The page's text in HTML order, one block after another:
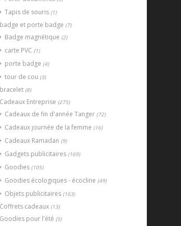
Tapis de souris (1)
badge et porte badge (7)
Badge magnétique (2)
carte PVC (1)
porte badge (4)
tour de cou (3)
bracelet (8)
Cadeaux Entreprise (275)
Cadeaux de fin d'année Tanger (72)
Cadeaux journée de la femme (16)
Cadeaux Ramadan (9)
Gadgets publicitaires (169)
Goodies (105)
Goodies écologiques - écocline (49)
Objets publicitaires (163)
Coffrets cadeaux (13)
Goodies pour l'été (5)